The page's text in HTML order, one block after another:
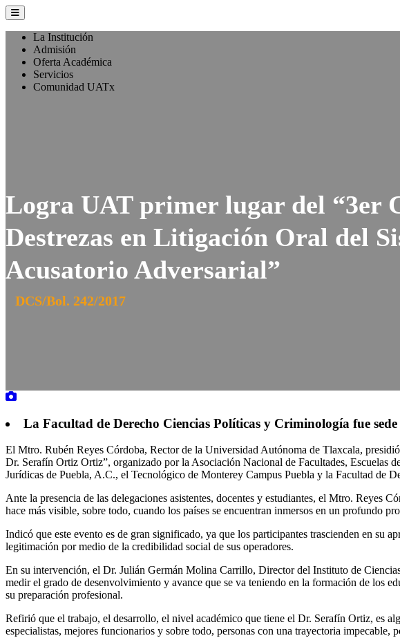
La Institución
Admisión
Oferta Académica
Servicios
Comunidad UATx
Logra UAT primer lugar del “3er
Destrezas en Litigación Oral del
Acusatorio Adversarial”
DCS/Bol. 242/2017
La Facultad de Derecho Ciencias Políticas y Criminología fue
El Mtro. Rubén Reyes Córdoba, Rector de la Universidad Autónoma de Tlaxcala,
Dr. Serafín Ortiz Ortiz”, organizado por la Asociación Nacional de Facultades,
Jurídicas de Puebla, A.C., el Tecnológico de Monterey Campus Puebla y la Facultad de
Ante la presencia de las delegaciones asistentes, docentes y estudiantes, el Mtro. Reyes
hace más visible, sobre todo, cuando los países se encuentran inmersos en un profundo
Indicó que este evento es de gran significado, ya que los participantes trascienden en su
legitimación por medio de la credibilidad social de sus operadores.
En su intervención, el Dr. Julián Germán Molina Carrillo, Director del Instituto de
medir el grado de desenvolvimiento y avance que se va teniendo en la formación de los
su preparación profesional.
Refirió que el trabajo, el desarrollo, el nivel académico que tiene el Dr. Serafín Ortiz, es
especialistas, mejores funcionarios y sobre todo, personas con una trayectoria impecable,